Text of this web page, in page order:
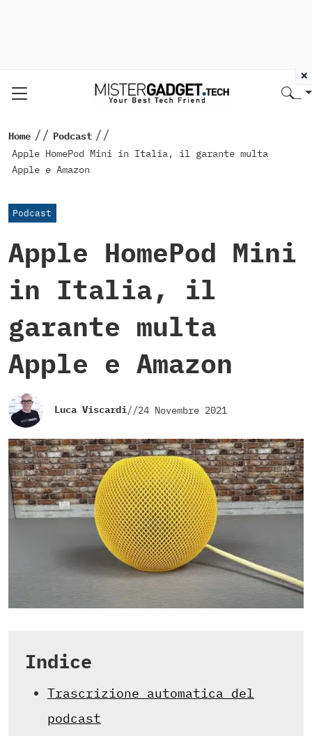
Home // Podcast //
Apple HomePod Mini in Italia, il garante multa
Apple e Amazon
Podcast
Apple HomePod Mini
in Italia, il
garante multa
Apple e Amazon
Luca Viscardi//24 Novembre 2021
Indice
Trascrizione automatica del
podcast
×